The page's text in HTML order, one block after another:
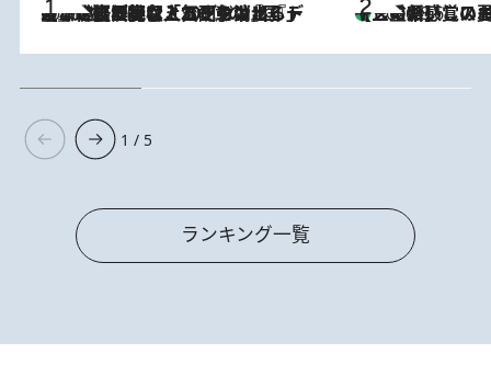
2026.8.5
【なぜ吉沢亮は「気配を消せる」のか？】興行収入208億の『国宝』を経て挑むミュージカル『ディア・エヴァン・ハンセン』。トップ俳優が舞台上でさらけ出した“孤独”とは 2026.8.6
【三重県】この夏絶対食べたい 冷やしておいしいおやつ3選 お餅×
1 / 5
ランキング一覧